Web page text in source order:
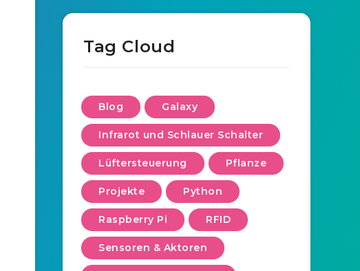
Tag Cloud
Blog Galaxy
Infrarot und Schlauer Schalter
Lüftersteuerung Pflanze
Projekte Python
Raspberry Pi RFID
Sensoren & Aktoren